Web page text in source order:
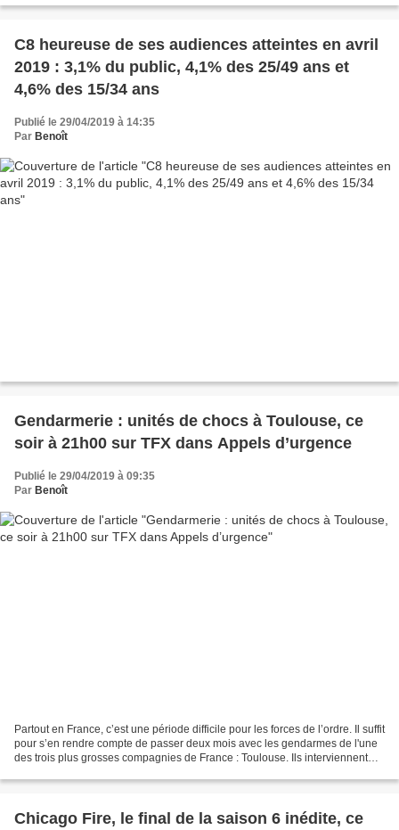
C8 heureuse de ses audiences atteintes en avril
2019 : 3,1% du public, 4,1% des 25/49 ans et
4,6% des 15/34 ans
Publié le 29/04/2019 à 14:35
Par Benoît
Gendarmerie : unités de chocs à Toulouse, ce
soir à 21h00 sur TFX dans Appels d’urgence
Publié le 29/04/2019 à 09:35
Par Benoît
Partout en France, c’est une période difficile pour les forces de l’ordre. Il suffit
pour s’en rendre compte de passer deux mois avec les gendarmes de l'une
des trois plus grosses compagnies de France : Toulouse. Ils interviennent
Chicago Fire, le final de la saison 6 inédite, ce